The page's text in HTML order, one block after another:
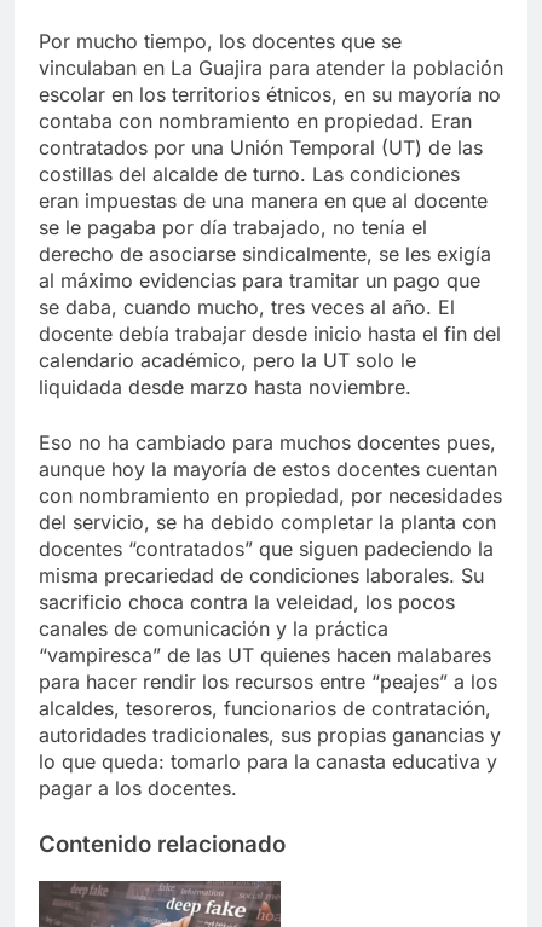
Por mucho tiempo, los docentes que se
vinculaban en La Guajira para atender la población
escolar en los territorios étnicos, en su mayoría no
contaba con nombramiento en propiedad. Eran
contratados por una Unión Temporal (UT) de las
costillas del alcalde de turno. Las condiciones
eran impuestas de una manera en que al docente
se le pagaba por día trabajado, no tenía el
derecho de asociarse sindicalmente, se les exigía
al máximo evidencias para tramitar un pago que
se daba, cuando mucho, tres veces al año. El
docente debía trabajar desde inicio hasta el fin del
calendario académico, pero la UT solo le
liquidada desde marzo hasta noviembre.
Eso no ha cambiado para muchos docentes pues,
aunque hoy la mayoría de estos docentes cuentan
con nombramiento en propiedad, por necesidades
del servicio, se ha debido completar la planta con
docentes “contratados” que siguen padeciendo la
misma precariedad de condiciones laborales. Su
sacrificio choca contra la veleidad, los pocos
canales de comunicación y la práctica
“vampiresca” de las UT quienes hacen malabares
para hacer rendir los recursos entre “peajes” a los
alcaldes, tesoreros, funcionarios de contratación,
autoridades tradicionales, sus propias ganancias y
lo que queda: tomarlo para la canasta educativa y
pagar a los docentes.
Contenido relacionado